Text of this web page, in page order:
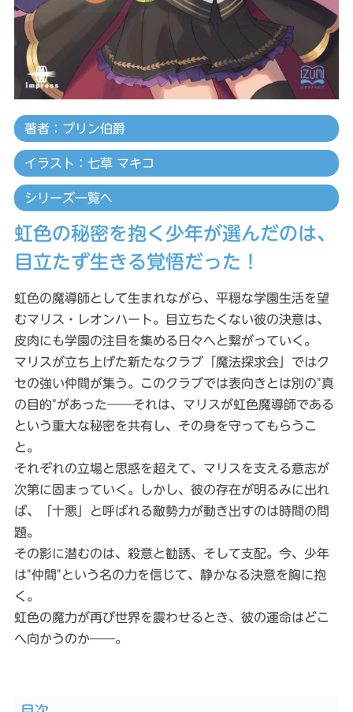
虹色の秘密を抱く少年が選んだのは、
目立たず生きる覚悟だった！
虹色の魔導師として生まれながら、平穏な学園生活を望
むマリス・レオンハート。目立ちたくない彼の決意は、
皮肉にも学園の注目を集める日々へと繋がっていく。
マリスが立ち上げた新たなクラブ「魔法探求会」ではク
セの強い仲間が集う。このクラブでは表向きとは別の"真
の目的"があった――それは、マリスが虹色魔導師である
という重大な秘密を共有し、その身を守ってもらうこ
と。
それぞれの立場と思惑を超えて、マリスを支える意志が
次第に固まっていく。しかし、彼の存在が明るみに出れ
ば、「十悪」と呼ばれる敵勢力が動き出すのは時間の問
題。
その影に潜むのは、殺意と勧誘、そして支配。今、少年
は"仲間"という名の力を信じて、静かなる決意を胸に抱
く。
虹色の魔力が再び世界を震わせるとき、彼の運命はどこ
へ向かうのか――。
著者：プリン伯爵
イラスト：七草 マキコ
シリーズ一覧へ